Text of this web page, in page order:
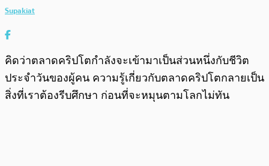
Supakiat
คิดว่าตลาดคริปโตกำลังจะเข้ามาเป็นส่วนหนึ่งกับชีวิต
ประจำวันของผู้คน ความรู้เกี่ยวกับตลาดคริปโตกลายเป็น
สิ่งที่เราต้องรีบศึกษา ก่อนที่จะหมุนตามโลกไม่ทัน